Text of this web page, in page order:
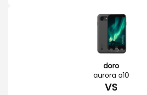
doro
aurora a10
VS